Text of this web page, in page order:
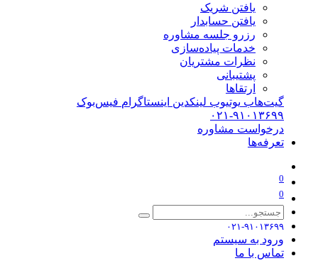
یافتن شریک
یافتن حسابدار
رزرو جلسه مشاوره
خدمات پیاده‌سازی
نظرات مشتریان
پشتیبانی
ارتقاها
گیت‌هاب یوتیوب لینکدین اینستاگرام فیس‌بوک
۰۲۱-۹۱۰۱۳۶۹۹
درخواست مشاوره
تعرفه‌ها
0
0
۰۲۱-۹۱۰۱۳۶۹۹
ورود به سیستم
تماس با ما